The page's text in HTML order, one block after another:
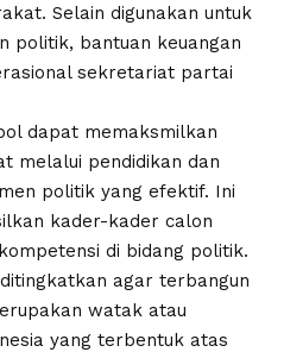
Selain digunakan untuk
politik, bantuan keuangan
sekretariat partai
dapat memaksmilkan
melalui pendidikan dan
politik yang efektif. Ini
kader-kader calon
di bidang politik.
agar terbangun
watak atau
yang terbentuk atas